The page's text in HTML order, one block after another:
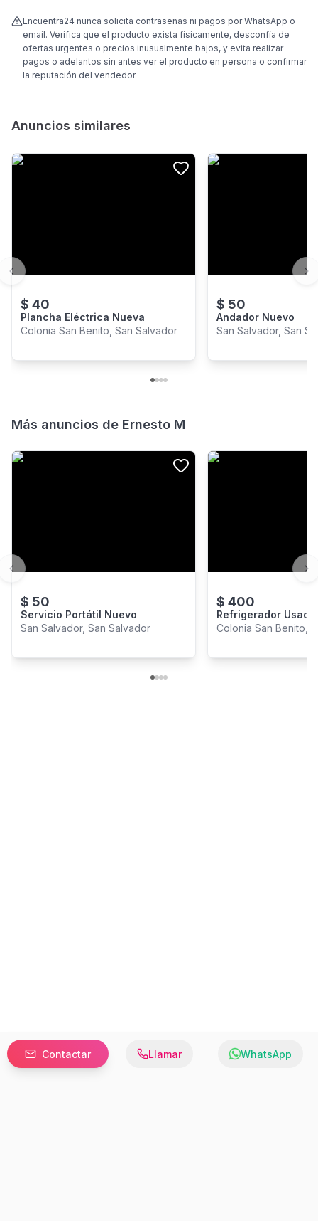
Encuentra24 nunca solicita contraseñas ni pagos por WhatsApp o
email. Verifica que el producto exista físicamente, desconfía de
ofertas urgentes o precios inusualmente bajos, y evita realizar
pagos o adelantos sin antes ver el producto en persona o confirmar
la reputación del vendedor.
Contactar Llamar WhatsApp
Anuncios similares
$ 40
Plancha Eléctrica Nueva
Colonia San Benito, San Salvador
$ 50
Andador Nuevo
San Salvador, San
Previous slide
Más anuncios de Ernesto M
$ 50
Servicio Portátil Nuevo
San Salvador, San Salvador
$ 400
Refrigerador
Colonia San Benito,
Previous slide